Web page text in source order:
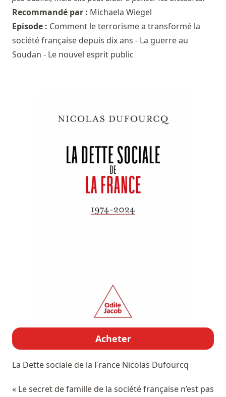
Recommandé par : Michaela Wiegel
Episode : Comment le terrorisme a transformé la
société française depuis dix ans - La guerre au
Soudan - Le nouvel esprit public
Acheter
La Dette sociale de la France Nicolas Dufourcq
« Le secret de famille de la société française n’est pas